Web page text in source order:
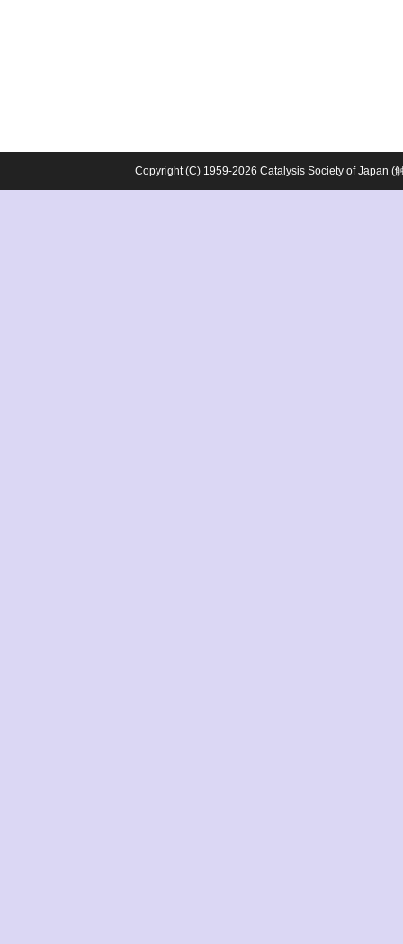
Copyright (C) 1959-2026 Catalysis Society of Japan (